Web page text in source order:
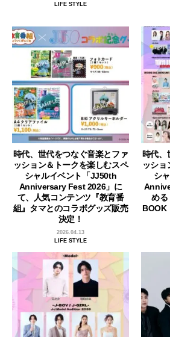
LIFE STYLE
時代、世代をつなぐ音楽とファ
ッション＆トークを楽しむスペ
シャルイベント「JJ50th
Anniversary Fest 2026」に
て、人気コンテンツ『教育番
組』タマとのコラボグッズ販売
決定！
2026.04.13
LIFE STYLE
時代、
ッショ
シ
める
BOOK